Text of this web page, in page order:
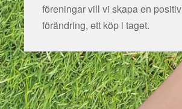
föreningar vill vi skapa en positiv
förändring, ett köp i taget.